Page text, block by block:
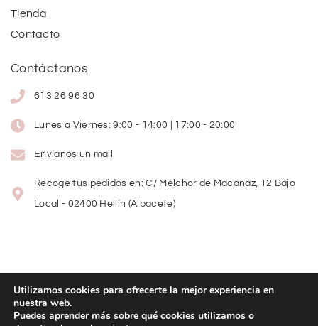
Tienda
Contacto
Contáctanos
613 26 96 30
Lunes a Viernes: 9:00 - 14:00 | 17:00 - 20:00
Envíanos un mail
Recoge tus pedidos en: C/ Melchor de Macanaz, 12 Bajo
Local - 02400 Hellín (Albacete)
Copyright© 2026Lolitas Moda
Utilizamos cookies para ofrecerte la mejor experiencia en
nuestra web.
Puedes aprender más sobre qué cookies utilizamos o